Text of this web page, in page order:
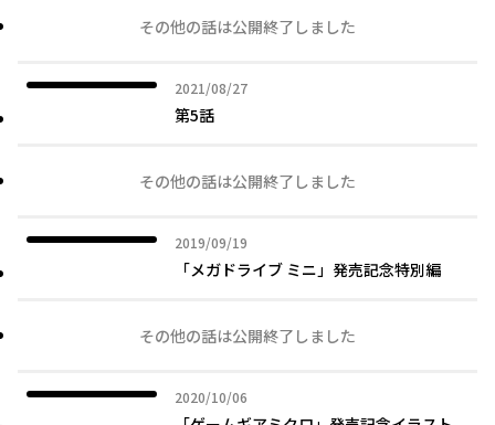
その他の話は公開終了しました
2021/08/27
2021年08月27日
第5話
その他の話は公開終了しました
2019/09/19
2019年09月19日
「メガドライブ ミニ」発売記念特別編
その他の話は公開終了しました
2020/10/06
2020年10月06日